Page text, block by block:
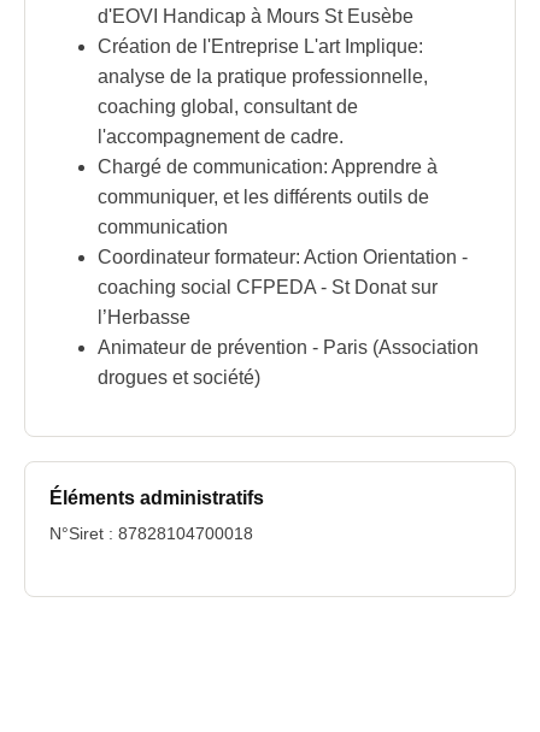
d'EOVI Handicap à Mours St Eusèbe
Création de l'Entreprise L'art Implique:
analyse de la pratique professionnelle,
coaching global, consultant de
l'accompagnement de cadre.
Chargé de communication: Apprendre à
communiquer, et les différents outils de
communication
Coordinateur formateur: Action Orientation -
coaching social CFPEDA - St Donat sur
l’Herbasse
Animateur de prévention - Paris (Association
drogues et société)
Éléments administratifs
N°Siret : 87828104700018